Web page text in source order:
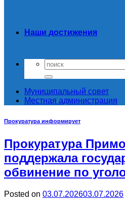
Наши достижения
Муниципальный совет
Местная администрация
Прокуратура информирует
Прокуратура
поддержала
обвинение по
Posted on 03.07.202603.07.2026